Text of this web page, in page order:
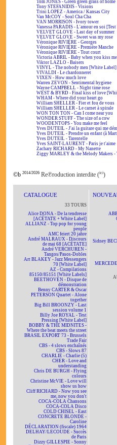
Tom JONES - Green green grass of home
Tony STEFANIDIS - Visions
Trini LOPEZ - America / Kansas City
Van McCOY - Soul Cha Cha
VAN MORRISON - Ivory tower
Vanessa PARADIS - L'amour en soi [Test
VELVET GLOVE - Last day of summer
VELVET GLOVE - Sweet was my rose
Véronique RIVIÈRE - Georges
Véronique RIVIÈRE - Première Manche
Véronique RIVIÈRE - Tout court
Victoria ABRIL - Baby when you kiss
Viktor LAZLO - Baisers
VINYL - The nobody men [White Label]
VIVALDI - Le chardonneret
VIXEN - How much love
Warren ZEVON - Sentimental hygiene
Wayne CAMPBELL - Night time rose
WEST & BYRD - Final kiss of love
WHAM - Where did your heart go
William SHELLER - Fier et fou de vous
William SHELLER - Le carnet à spirale
WON TON TON - Can I come near you
WONDER STUFF - The size of a cow
WOODENTOPS - You make me feel
Yves DUTEIL - J'ai la guitare qui me
Yves DUTEIL - Prendre un enfant (à
Yves DUTEIL - Tarentelle
Yves SAINT-LAURENT - Paris je t'aime
Zachary RICHARD - My Nanette
Ziggy MARLEY & the Melody Makers -
©b 2014/2026 Re℗roduction interdite (ici)
CATALOGUE
33 TOURS
Alice DONA - De la tendresse
[ACÉTATE + White Label]
ALLIANZ - Top pop for young
people
AMC feiert 20 jahre
André MALRAUX - Discours
de mai 68 [ACÉTATE]
André VERCHUREN -
Tangos/Pasos-Dobles
Art BLAKEY - Jazz Messengers
70 [White Label]
AZ - Compilations
85150/85151 [White Labels]
BEETHOVEN - Disque de
démonstration
Benny CARTER & Oscar
PETERSON Quartet - Alone
together
Big Bill BROONZY - Last
session volume 1
Billy Joe ROYAL - Test
Pressing [White Label]
BOBBY & THE MIDNITES -
Where the beat meets the street
BRASIL EXPORT 73 - Brussels
Trade Fair
CBS - 4 slows enchaînés
CBS - Slows 87
CHARLIE - Charlie (5)
CHER - Love and
understanding
Chris DE BURGH - Flying
colours
Christine McVIE - Love will
show us how
Cliff RICHARD - Now you see
me, now you don't
COCA-COLA Chansons
COCA-COLA Disco
COLD CHISEL - East
CONCRETE BLONDE -
Caroline
DÉCLARATION (fiscale) 1964
DELHAY/LECOUDE - Succès
de Paris
Dizzy GILLESPIE - Sonny
Sidney